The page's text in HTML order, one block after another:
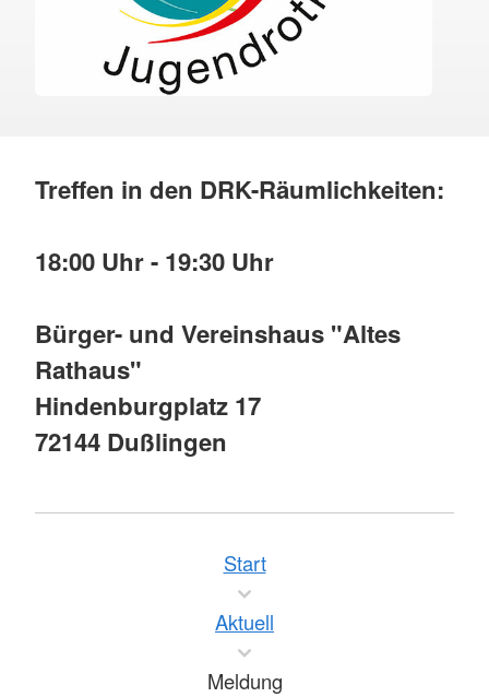
Treffen in den DRK-Räumlichkeiten:
18:00 Uhr - 19:30 Uhr
Bürger- und Vereinshaus "Altes
Rathaus"
Hindenburgplatz 17
72144 Dußlingen
Start
Aktuell
Meldung